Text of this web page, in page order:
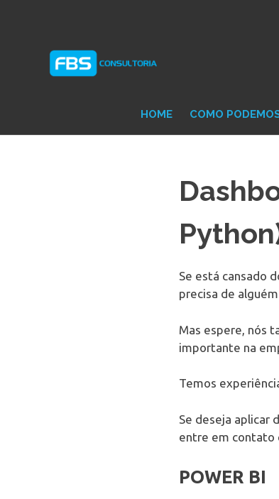
Protheus
TOTVS
HOME COMO
Se está cansado
precisa de
Mas espere, nós
importante na
Temos
Se deseja aplicar
entre em contato
POWER BI